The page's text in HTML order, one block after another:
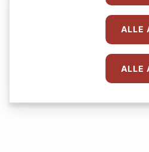
Andrea
ALLE
ALLE